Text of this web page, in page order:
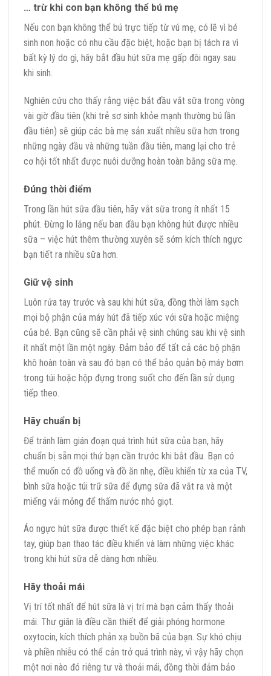
… trừ khi con bạn không thể bú mẹ
Nếu con bạn không thể bú trực tiếp từ vú mẹ, có lẽ vì bé
sinh non hoặc có nhu cầu đặc biệt, hoặc bạn bị tách ra vì
bất kỳ lý do gì, hãy bắt đầu hút sữa mẹ gấp đôi ngay sau
khi sinh.
Nghiên cứu cho thấy rằng việc bắt đầu vắt sữa trong vòng
vài giờ đầu tiên (khi trẻ sơ sinh khỏe mạnh thường bú lần
đầu tiên) sẽ giúp các bà mẹ sản xuất nhiều sữa hơn trong
những ngày đầu và những tuần đầu tiên, mang lại cho trẻ
cơ hội tốt nhất được nuôi dưỡng hoàn toàn bằng sữa mẹ.
Đúng thời điểm
Trong lần hút sữa đầu tiên, hãy vắt sữa trong ít nhất 15
phút. Đừng lo lắng nếu ban đầu bạn không hút được nhiều
sữa – việc hút thêm thường xuyên sẽ sớm kích thích ngực
bạn tiết ra nhiều sữa hơn.
Giữ vệ sinh
Luôn rửa tay trước và sau khi hút sữa, đồng thời làm sạch
mọi bộ phận của máy hút đã tiếp xúc với sữa hoặc miệng
của bé. Bạn cũng sẽ cần phải vệ sinh chúng sau khi vệ sinh
ít nhất một lần một ngày. Đảm bảo để tất cả các bộ phận
khô hoàn toàn và sau đó bạn có thể bảo quản bộ máy bơm
trong túi hoặc hộp đựng trong suốt cho đến lần sử dụng
tiếp theo.
Hãy chuẩn bị
Để tránh làm gián đoạn quá trình hút sữa của bạn, hãy
chuẩn bị sẵn mọi thứ bạn cần trước khi bắt đầu. Bạn có
thể muốn có đồ uống và đồ ăn nhẹ, điều khiển từ xa của TV,
bình sữa hoặc túi trữ sữa để đựng sữa đã vắt ra và một
miếng vải mỏng để thấm nước nhỏ giọt.
Áo ngực hút sữa được thiết kế đặc biệt cho phép bạn rảnh
tay, giúp bạn thao tác điều khiển và làm những việc khác
trong khi hút sữa dễ dàng hơn nhiều.
Hãy thoải mái
Vị trí tốt nhất để hút sữa là vị trí mà bạn cảm thấy thoải
mái. Thư giãn là điều cần thiết để giải phóng hormone
oxytocin, kích thích phản xạ buồn bã của bạn. Sự khó chịu
và phiền nhiễu có thể cản trở quá trình này, vì vậy hãy chọn
một nơi nào đó riêng tư và thoải mái, đồng thời đảm bảo